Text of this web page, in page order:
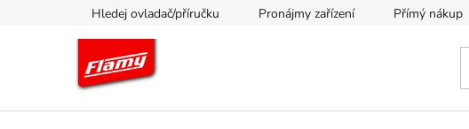
Hledej ovladač/příručku Pronájmy zařízení Přímý nákup